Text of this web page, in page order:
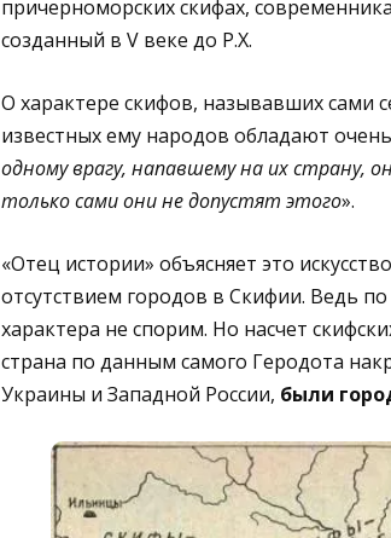
причерноморских скифах,
созданный в V веке до Р.Х.
О характере скифов, называвших сами
известных ему народов обладают
одному врагу, напавшему на их страну,
только сами они не допустят этого».
«Отец истории» объясняет это
отсутствием городов в Скифии. Ведь
характера не спорим. Но насчет
страна по данным самого Геродота
Украины и Западной России, были